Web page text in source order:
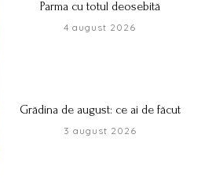
Parma cu totul deosebită
4 august 2026
Grădina de august: ce ai de făcut
3 august 2026